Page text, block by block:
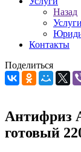
Назад
Услуги
Контакты
Поделиться
Антифриз
готовый